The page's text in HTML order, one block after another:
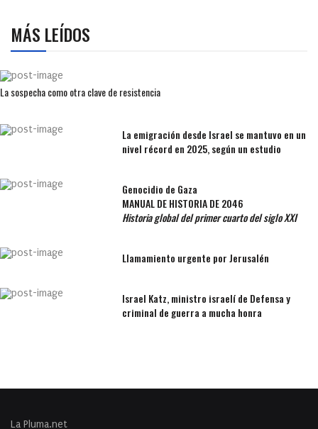
MÁS LEÍDOS
La sospecha como otra clave de resistencia
La emigración desde Israel se mantuvo en un
nivel récord en 2025, según un estudio
Genocidio de Gaza
MANUAL DE HISTORIA DE 2046
Historia global del primer cuarto del siglo XXI
Llamamiento urgente por Jerusalén
Israel Katz, ministro israelí de Defensa y
criminal de guerra a mucha honra
La Pluma.net